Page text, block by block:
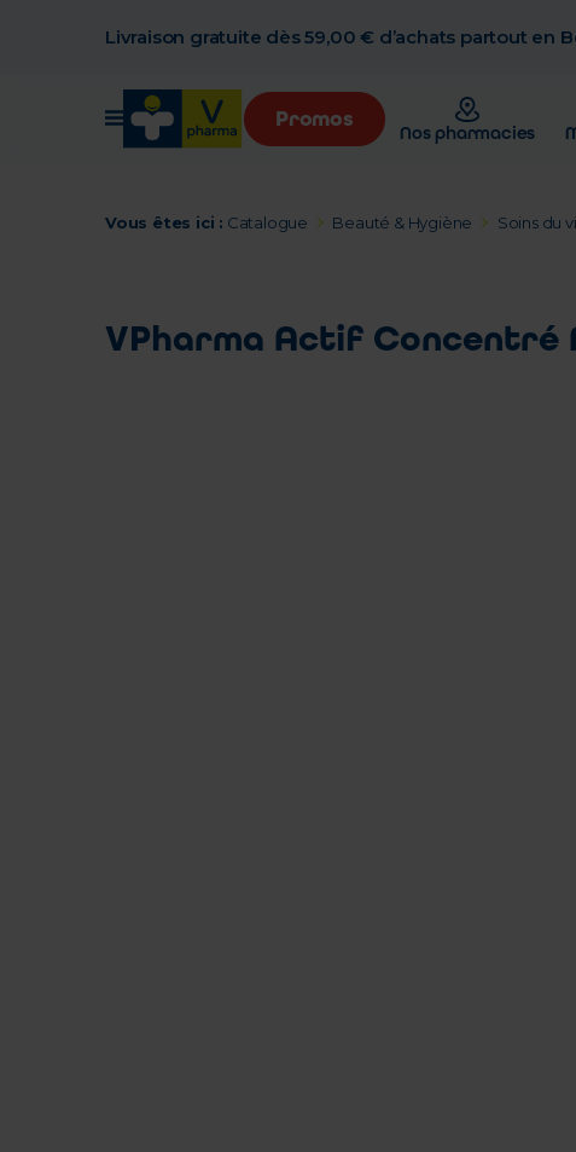
Livraison gratuite dès 59,00 € d’achats partout en
Promos
Nos pharmacies
Vous êtes ici : Catalogue Beauté & Hygiène Soins du
VPharma Actif Concentré